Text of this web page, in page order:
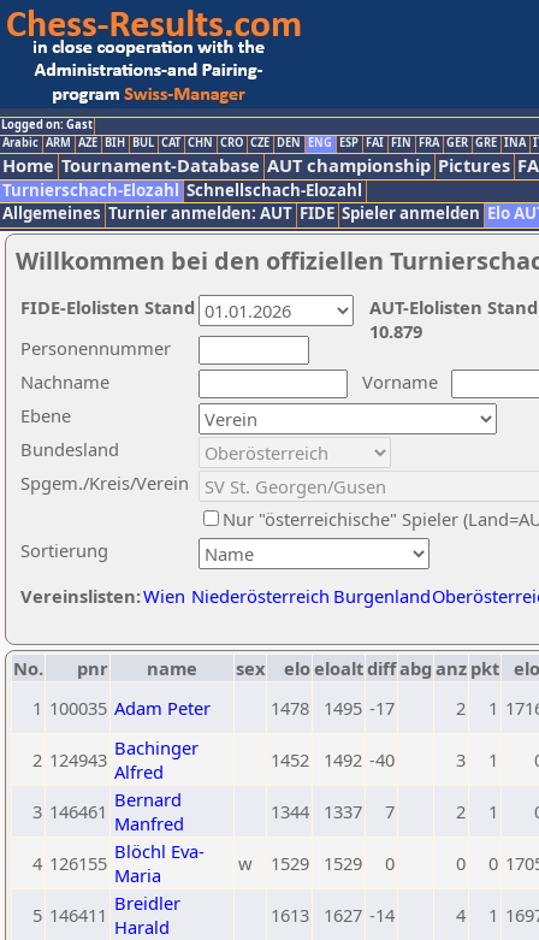
Logged on: Gast
Arabic ARM AZE BIH BUL CAT CHN CRO CZE DEN ENG ESP FAI FIN FRA GER GRE INA
Home Tournament-Database AUT championship Pictures
Turnierschach-Elozahl Schnellschach-Elozahl
Allgemeines Turnier anmelden: AUT FIDE Spieler anmelden Elo
Willkommen bei den offiziellen
Nachname
Vorname
Ebene
Sortierung
Personennummer
Bundesland
Spgem./Kreis/Verein
Nur "österreichische" Spieler
Vereinslisten:Wien Niederösterreich Burgenland
AUT-Elolisten
10.879
FIDE-Elolisten Stand
No. pnr name sex eloeloaltdiffabg anz pkt
1 100035 Adam Peter 1478 1495 -17 2 1
2 124943 Bachinger
Alfred
1452 1492 -40 3 1
3 146461 Bernard
Manfred
1344 1337 7 2 1
4 126155 Blöchl Eva-
Maria
w 1529 1529 0 0 0
5 146411 Breidler
Harald
1613 1627 -14 4 1